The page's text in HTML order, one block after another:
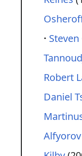
Steven
Robert
Daniel
Alfyorov